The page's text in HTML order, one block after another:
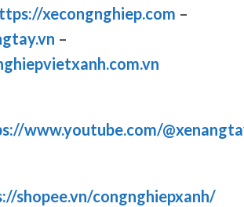
xecongnghiep.com –
–
www.youtube.com/
shopee.vn/congnghiepxanh/